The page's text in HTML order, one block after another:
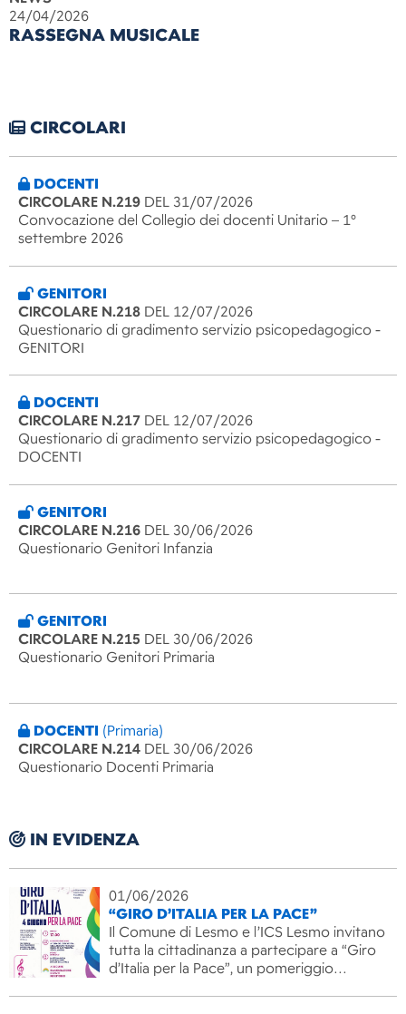
24/04/2026
RASSEGNA MUSICALE
CIRCOLARI
DOCENTI
CIRCOLARE N.219 DEL 31/07/2026
Convocazione del Collegio dei docenti Unitario – 1°
settembre 2026
GENITORI
CIRCOLARE N.218 DEL 12/07/2026
Questionario di gradimento servizio psicopedagogico -
GENITORI
DOCENTI
CIRCOLARE N.217 DEL 12/07/2026
Questionario di gradimento servizio psicopedagogico -
DOCENTI
GENITORI
CIRCOLARE N.216 DEL 30/06/2026
Questionario Genitori Infanzia
GENITORI
CIRCOLARE N.215 DEL 30/06/2026
Questionario Genitori Primaria
DOCENTI (Primaria)
CIRCOLARE N.214 DEL 30/06/2026
Questionario Docenti Primaria
IN EVIDENZA
01/06/2026
“GIRO D’ITALIA PER LA PACE”
Il Comune di Lesmo e l’ICS Lesmo invitano
tutta la cittadinanza a partecipare a “Giro
d’Italia per la Pace”, un pomeriggio…